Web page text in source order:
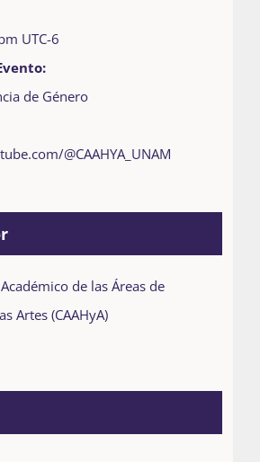
UTC-6
de Género
@CAAHYA_UNAM
de las Áreas de
Artes (CAAHyA)